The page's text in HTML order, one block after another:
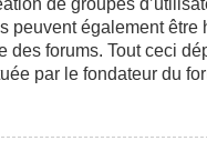
de groupes
peuvent également être
des forums. Tout ceci
par le fondateur du